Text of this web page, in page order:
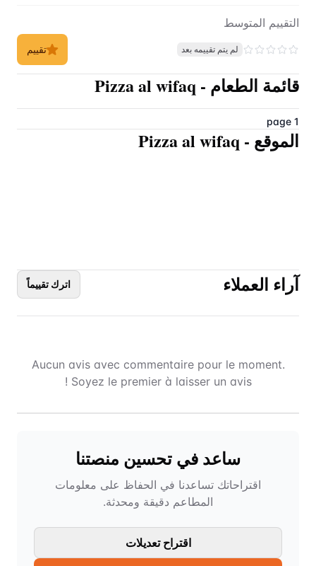
التقييم المتوسط
لم يتم تقييمه بعد تقييم
قائمة الطعام -
Pizza al wifaq
page 1
الموقع -
Pizza al wifaq
آراء العملاء اترك تقييماً
Aucun avis avec commentaire pour le moment.
Soyez le premier à laisser un avis !
ساعد في تحسين منصتنا
اقتراحاتك تساعدنا في الحفاظ على معلومات
المطاعم دقيقة ومحدثة.
اقتراح تعديلات